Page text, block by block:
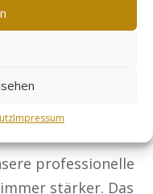
Impressum
in umfassende
wollen. Online-
erzielen Sie
Ihres
professionelle
stärker. Das